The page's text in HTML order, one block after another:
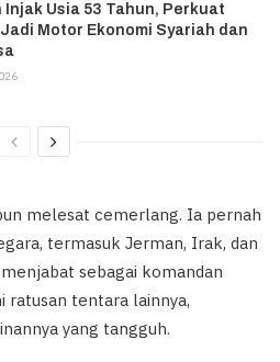
Injak Usia 53 Tahun, Perkuat
Motor Ekonomi Syariah dan
melesat cemerlang. Ia pernah
termasuk Jerman, Irak, dan
sebagai komandan
ratusan tentara lainnya,
yang tangguh.